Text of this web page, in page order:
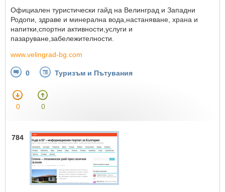
Официален туристически гайд на Велинград и Западни
Родопи, здраве и минерална вода,настаняване, храна и
напитки,спортни активности,услуги и
пазаруване,забележителности.
www.velingrad-bg.com
0 Туризъм и Пътувания
0 0
784